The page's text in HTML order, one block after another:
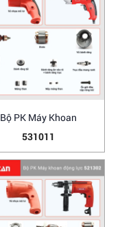
Bộ PK Máy Khoan
531011